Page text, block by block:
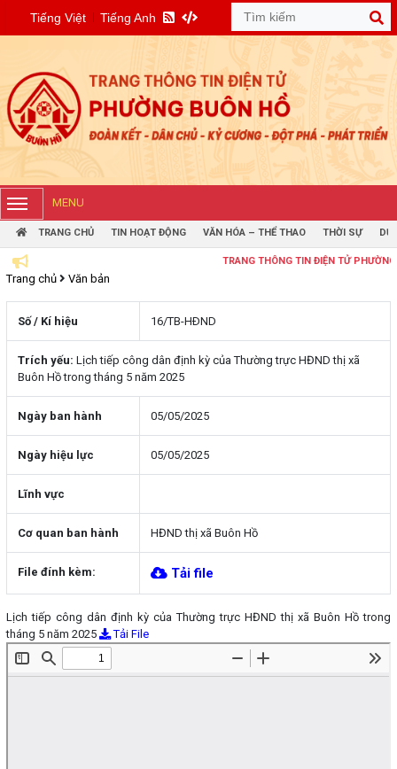
Tiếng Việt Tiếng Anh
MENU
TRANG CHỦ TIN HOẠT ĐỘNG VĂN HÓA – THỂ THAO THỜI SỰ DỰ
TRANG THÔNG TIN ĐIỆN TỬ PHƯỜNG BUÔN
Trang chủ Văn bản
Số / Kí hiệu 16/TB-HÐND
Trích yếu: Lịch tiếp công dân định kỳ của Thường trực HĐND thị xã
Buôn Hồ trong tháng 5 năm 2025
Ngày ban hành 05/05/2025
Ngày hiệu lực 05/05/2025
Lĩnh vực
Cơ quan ban hành HĐND thị xã Buôn Hồ
File đính kèm: Tải file
Lịch tiếp công dân định kỳ của Thường trực HĐND thị xã Buôn Hồ trong
tháng 5 năm 2025
Tải File